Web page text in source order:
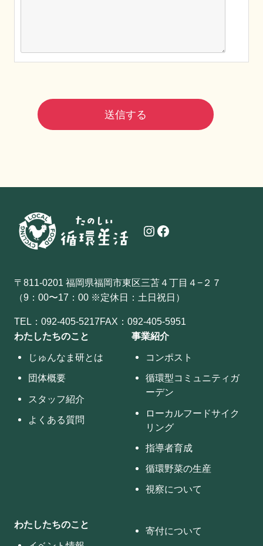
Instagram Facebook
〒811-0201 福岡県福岡市東区三苫４丁目４−２７
（9：00〜17：00 ※定休日：土日祝日）
TEL：092-405-5217FAX：092-405-5951
わたしたちのこと
じゅんなま研とは
団体概要
スタッフ紹介
よくある質問
事業紹介
コンポスト
循環型コミュニティガ
ーデン
ローカルフードサイク
リング
指導者育成
循環野菜の生産
視察について
わたしたちのこと
寄付について